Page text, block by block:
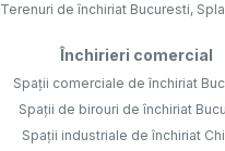
Terenuri de închiriat Bucuresti,
Închirieri comercial
Spații comerciale de închiriat
Spații de birouri de închiriat
Spații industriale de închiriat